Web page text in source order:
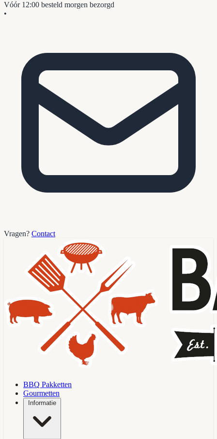
Vóór 12:00 besteld morgen bezorgd
•
Vragen? Contact
BBQ Pakketten
Gourmetten
Informatie